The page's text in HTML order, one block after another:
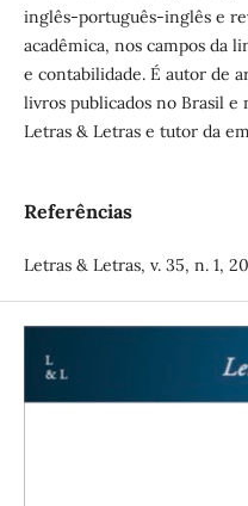
inglês-português-inglês e
acadêmica, nos campos da
e contabilidade. É autor de
livros publicados no Brasil e
Letras & Letras e tutor da
Referências
Letras & Letras, v. 35, n. 1,